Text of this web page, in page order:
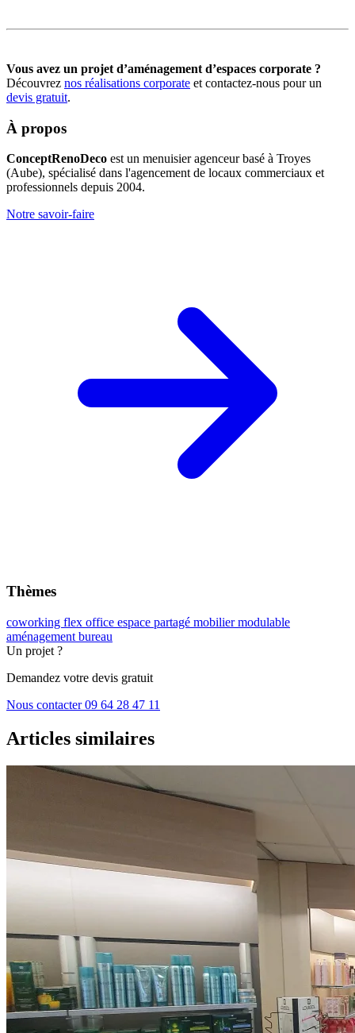
Vous avez un projet d’aménagement d’espaces corporate ?
Découvrez nos réalisations corporate et contactez-nous pour un
devis gratuit.
À propos
ConceptRenoDeco est un menuisier agenceur basé à Troyes
(Aube), spécialisé dans l'agencement de locaux commerciaux et
professionnels depuis 2004.
Notre savoir-faire
Thèmes
coworking flex office espace partagé mobilier modulable
aménagement bureau
Un projet ?
Demandez votre devis gratuit
Nous contacter09 64 28 47 11
Articles similaires